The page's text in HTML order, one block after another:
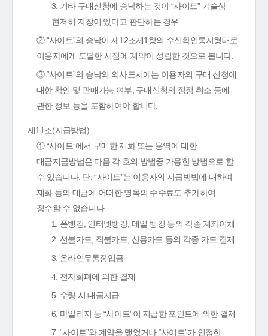
3. 기타 구매신청에 승낙하는 것이 “사이트” 기술상
현저히 지장이 있다고 판단하는 경우
② “사이트”의 승낙이 제12조제1항의 수신확인통지형태로
이용자에게 도달한 시점에 계약이 성립한 것으로 봅니다.
③ “사이트”의 승낙의 의사표시에는 이용자의 구매 신청에
대한 확인 및 판매가능 여부, 구매신청의 정정 취소 등에
관한 정보 등을 포함하여야 합니다.
제11조(지급방법)
① “사이트”에서 구매한 재화 또는 용역에 대한
대금지급방법은 다음 각 호의 방법중 가용한 방법으로 할
수 있습니다. 단, “사이트”는 이용자의 지급방법에 대하여
재화 등의 대금에 어떠한 명목의 수수료도 추가하여
징수할 수 없습니다.
1. 폰뱅킹, 인터넷뱅킹, 메일 뱅킹 등의 각종 계좌이체
2. 선불카드, 직불카드, 신용카드 등의 각종 카드 결제
3. 온라인무통장입금
4. 전자화폐에 의한 결제
5. 수령 시 대금지급
6. 마일리지 등 “사이트”이 지급한 포인트에 의한 결제
7. “사이트”와 계약을 맺었거나 “사이트”가 인정한